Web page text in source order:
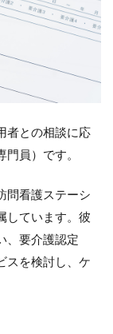
者との相談に応
員）です。
問看護ステーシ
しています。彼
、要介護認定
スを検討し、ケ